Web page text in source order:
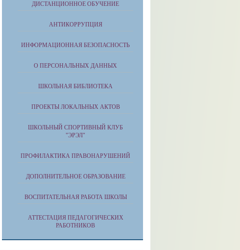
ДИСТАНЦИОННОЕ ОБУЧЕНИЕ
АНТИКОРРУПЦИЯ
ИНФОРМАЦИОННАЯ БЕЗОПАСНОСТЬ
О ПЕРСОНАЛЬНЫХ ДАННЫХ
ШКОЛЬНАЯ БИБЛИОТЕКА
ПРОЕКТЫ ЛОКАЛЬНЫХ АКТОВ
ШКОЛЬНЫЙ СПОРТИВНЫЙ КЛУБ
"ЭРЭЛ"
ПРОФИЛАКТИКА ПРАВОНАРУШЕНИЙ
ДОПОЛНИТЕЛЬНОЕ ОБРАЗОВАНИЕ
ВОСПИТАТЕЛЬНАЯ РАБОТА ШКОЛЫ
АТТЕСТАЦИЯ ПЕДАГОГИЧЕСКИХ
РАБОТНИКОВ